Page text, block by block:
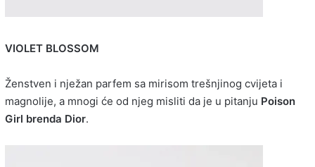
VIOLET BLOSSOM
Ženstven i nježan parfem sa mirisom trešnjinog cvijeta i
magnolije, a mnogi će od njeg misliti da je u pitanju Poison
Girl brenda Dior.